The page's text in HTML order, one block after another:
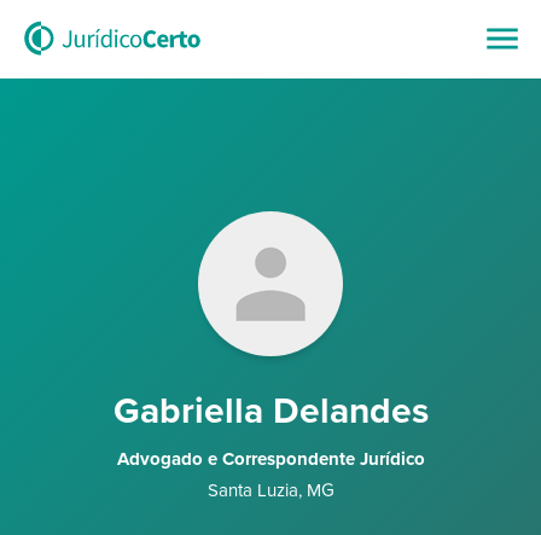
Gabriella Delandes
Advogado e Correspondente Jurídico
Santa Luzia, MG